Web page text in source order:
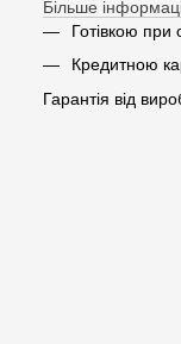
Більше
Готівкою при
Кредитною
Гарантія від